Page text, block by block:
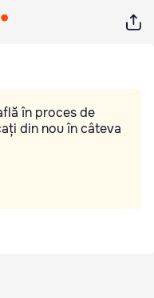
în proces de
din nou în câteva